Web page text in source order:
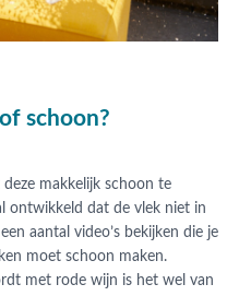
schoon?
makkelijk schoon te
ontwikkeld dat de vlek niet in
aantal video’s bekijken die je
moet schoon maken.
met rode wijn is het wel van